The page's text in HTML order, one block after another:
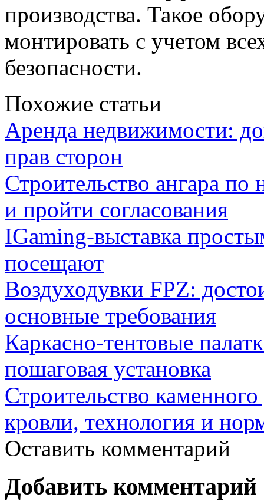
производства. Такое
монтировать с учетом
безопасности.
Похожие статьи
Аренда недвижимости:
прав сторон
Строительство ангара
и пройти согласования
IGaming-выставка
посещают
Воздуходувки FPZ:
основные требования
Каркасно-тентовые
пошаговая установка
Строительство
кровли, технология и
Оставить комментарий
Добавить комментарий